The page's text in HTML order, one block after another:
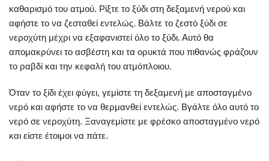
καθαρισμό του ατμού. Ρίξτε το ξύδι στη δεξαμενή νερού και
αφήστε το να ζεσταθεί εντελώς. Βάλτε το ζεστό ξύδι σε
νεροχύτη μέχρι να εξαφανιστεί όλο το ξύδι. Αυτό θα
απομακρύνει το ασβέστη και τα ορυκτά που πιθανώς φράζουν
το ραβδί και την κεφαλή του ατμόπλοιου.
Όταν το ξίδι έχει φύγει, γεμίστε τη δεξαμενή με αποσταγμένο
νερό και αφήστε το να θερμανθεί εντελώς. Βγάλτε όλο αυτό το
νερό σε νεροχύτη. Ξαναγεμίστε με φρέσκο αποσταγμένο νερό
και είστε έτοιμοι να πάτε.